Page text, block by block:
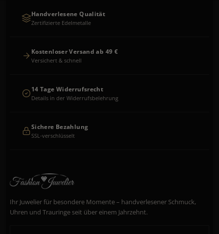
Handverlesene Qualität
Zertifizierte Edelmetalle
Kostenloser Versand ab 49 €
Versichert & schnell
14 Tage Widerrufsrecht
Details in der Widerrufsbelehrung
Sichere Bezahlung
SSL-verschlüsselt
Ihr Juwelier für besondere Momente – handverlesener Schmuck,
Uhren und Trauringe seit über einem Jahrzehnt.